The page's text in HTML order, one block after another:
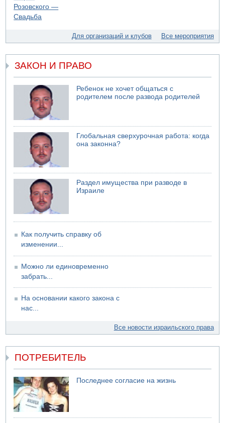
07.08.2026 11:55
Министр обороны ушел с заседания кабинета на
07.08.2026 11:05
Саудовская Аравия опасается нападения хуситов и
иракских ополченцев
07.08.2026 08:29
В Бат-Яме утонул мужчина
07.08.2026 08:29
Стрельба в школе Таиланда
07.08.2026 06:47
Недалеко от Бейт-Шемеша погиб велосипедист
07.08.2026 06:24
Саудовская Аравия сообщает о нападении хуситов
Для организаций и клубов Все мероприятия
ЗАКОН И ПРАВО
Ребенок не хочет общаться с
родителем после развода родителей
Глобальная сверхурочная работа: когда
она законна?
Раздел имущества при разводе в
Израиле
Как получить справку об
изменении...
Можно ли единовременно
забрать...
На основании какого закона с
нас...
Все новости израильского права
ПОТРЕБИТЕЛЬ
Последнее согласие на жизнь